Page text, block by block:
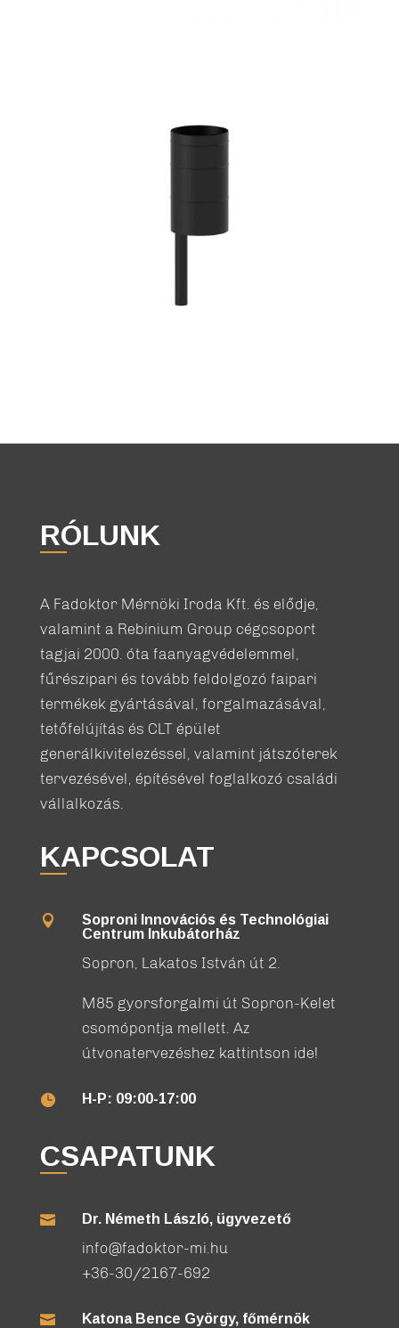
RÓLUNK
A Fadoktor Mérnöki Iroda Kft. és elődje,
valamint a Rebinium Group cégcsoport
tagjai 2000. óta faanyagvédelemmel,
fűrészipari és tovább feldolgozó faipari
termékek gyártásával, forgalmazásával,
tetőfelújítás és CLT épület
generálkivitelezéssel, valamint játszóterek
tervezésével, építésével foglalkozó családi
vállalkozás.
KAPCSOLAT

Soproni Innovációs és Technológiai
Centrum Inkubátorház
Sopron, Lakatos István út 2.
M85 gyorsforgalmi út Sopron-Kelet
csomópontja mellett. Az
útvonatervezéshez kattintson ide!
 H-P: 09:00-17:00
CSAPATUNK
 Dr. Németh László, ügyvezető
info@fadoktor-mi.hu
+36-30/2167-692
 Katona Bence György, főmérnök